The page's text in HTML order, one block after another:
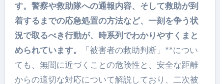
す。警察や救助隊への通報内容、そして救助が到
着するまでの応急処置の方法など、一刻を争う状
況で取るべき行動が、時系列でわかりやすくまと
められています。
「被害者の救助判断」**につい
ても、無闇に近づくことの危険性と、安全な距離
からの適切な対応について解説しており、二次被